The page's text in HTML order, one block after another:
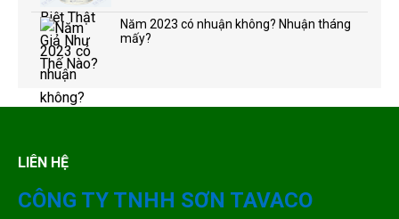
Năm 2023 có nhuận không? Nhuận tháng
mấy?
LIÊN HỆ
CÔNG TY TNHH SƠN TAVACO